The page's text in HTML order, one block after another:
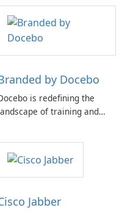
by Docebo
is redefining the
of training and
event, DoceboInspire, which
emphasizes innovation as a
force behind
Jabber